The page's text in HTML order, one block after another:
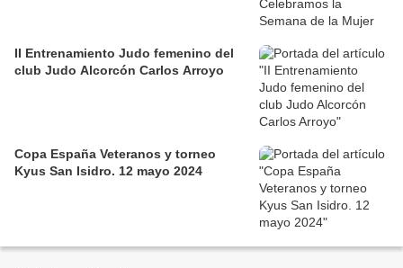
II Entrenamiento Judo femenino del
club Judo Alcorcón Carlos Arroyo
Copa España Veteranos y torneo
Kyus San Isidro. 12 mayo 2024